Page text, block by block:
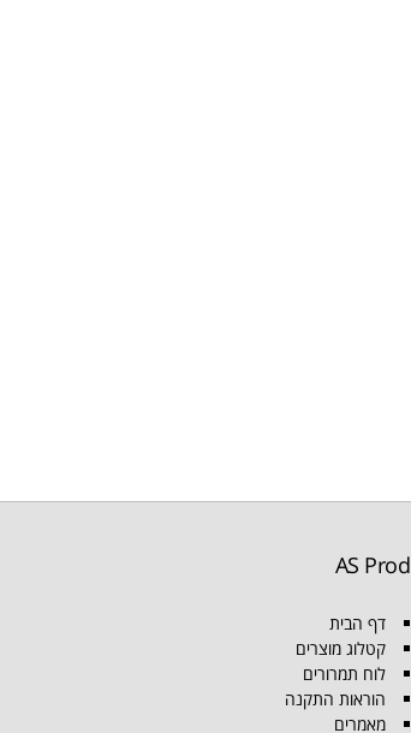
AS Prod
דף הבית
קטלוג מוצרים
לוח תמרורים
הוראות התקנה
מאמרים